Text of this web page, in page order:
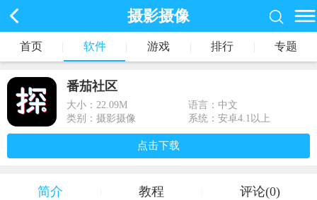
摄影摄像
首页 软件 游戏 排行 专题
番茄社区
大小： 22.09M
语言：中文
类别：摄影摄像
系统：安卓4.1以上
点击下载
简介 教程 评论(0)